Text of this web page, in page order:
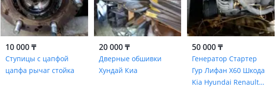
10 000 ₸
Ступицы с цапфой
цапфа рычаг стойка
20 000 ₸
Дверные обшивки
Хундай Киа
50 000 ₸
Генератор Стартер
Гур Лифан Х60 Шкода
Kia Hyundai Renault